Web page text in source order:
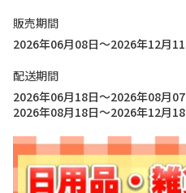
販売期間
2026年06月08日～2026年12月
配送期間
2026年06月18日～2026年08月
2026年08月18日～2026年12月